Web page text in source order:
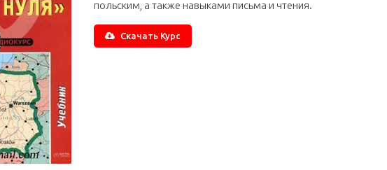
польским, а также навыками письма и чтения.
Скачать Курс